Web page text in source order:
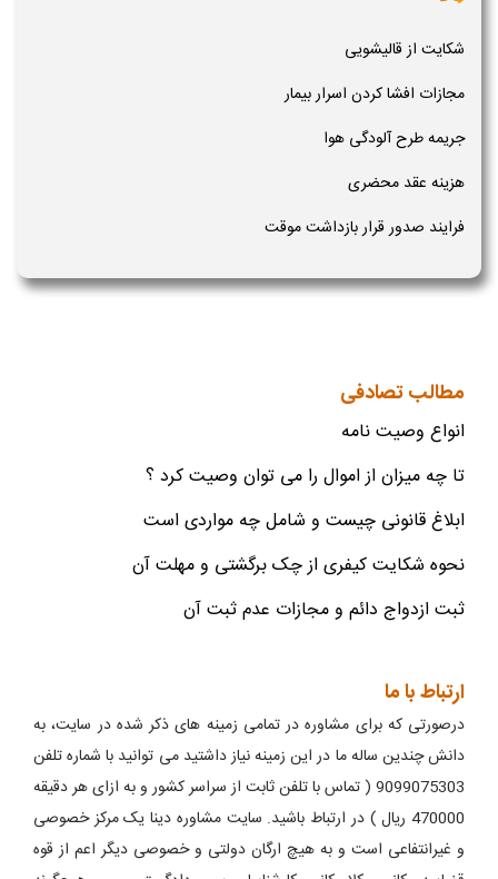
شکایت از قالیشویی
مجازات افشا کردن اسرار بیمار
جریمه طرح آلودگی هوا
هزینه عقد محضری
فرایند صدور قرار بازداشت موقت
مطالب تصادفی
انواع وصیت نامه
تا چه میزان از اموال را می توان وصیت کرد ؟
ابلاغ قانونی چیست و شامل چه مواردی است
نحوه شکایت کیفری از چک برگشتی و مهلت آن
ثبت ازدواج دائم و مجازات عدم ثبت آن
ارتباط با ما
درصورتی که برای مشاوره در تمامی زمینه های ذکر شده در سایت، به
دانش چندین ساله ما در این زمینه نیاز داشتید می توانید با شماره تلفن
9099075303 ( تماس با تلفن ثابت از سراسر کشور و به ازای هر دقیقه
470000 ریال ) در ارتباط باشید. سایت مشاوره دینا یک مرکز خصوصی
و غیرانتفاعی است و به هیچ ارگان دولتی و خصوصی دیگر اعم از قوه